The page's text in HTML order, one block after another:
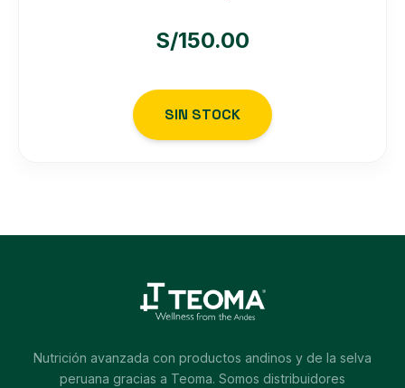
S/150.00
SIN STOCK
Nutrición avanzada con productos andinos y de la selva
peruana gracias a Teoma. Somos distribuidores